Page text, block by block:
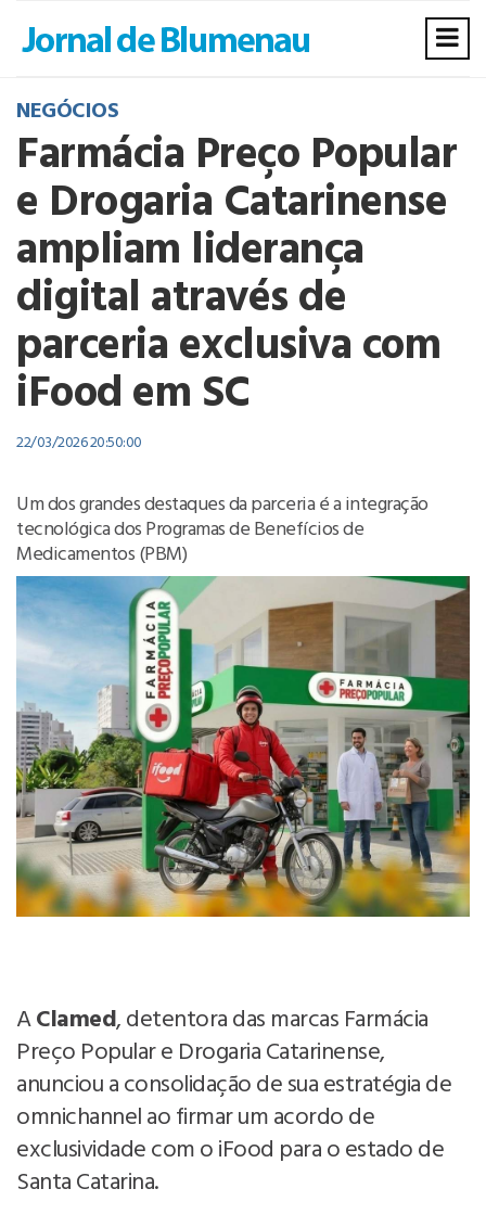
NEGÓCIOS
Farmácia Preço Popular
e Drogaria Catarinense
ampliam liderança
digital através de
parceria exclusiva com
iFood em SC
22/03/2026 20:50:00
Um dos grandes destaques da parceria é a integração
tecnológica dos Programas de Benefícios de
Medicamentos (PBM)
AClamed, detentora das marcas Farmácia
Preço Popular e Drogaria Catarinense,
anunciou a consolidação de sua estratégia de
omnichannel ao firmar um acordo de
exclusividade com o iFood para o estado de
Santa Catarina.